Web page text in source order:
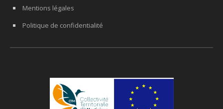
Mentions légales
Politique de confidentialité